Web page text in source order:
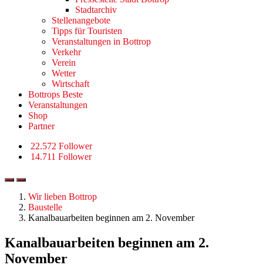
Stadtarchiv
Stellenangebote
Tipps für Touristen
Veranstaltungen in Bottrop
Verkehr
Verein
Wetter
Wirtschaft
Bottrops Beste
Veranstaltungen
Shop
Partner
22.572 Follower
14.711 Follower
Wir lieben Bottrop
Baustelle
Kanalbauarbeiten beginnen am 2. November
Kanalbauarbeiten beginnen am 2.
November